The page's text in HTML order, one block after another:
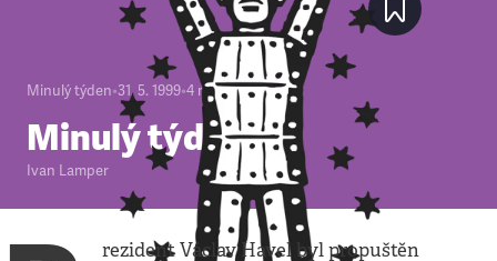
Minulý týden•31. 5. 1999•4 minuty
Minulý týden
Ivan Lamper
rezident Václav Havel byl propuštěn